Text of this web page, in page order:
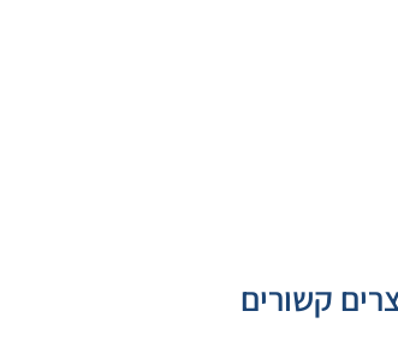
קשורים